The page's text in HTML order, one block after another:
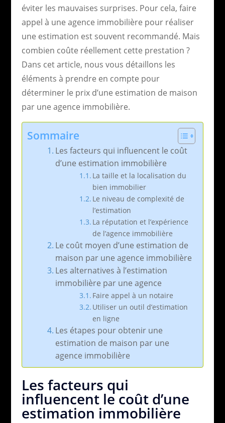
éviter les mauvaises surprises. Pour cela, faire
appel à une agence immobilière pour réaliser
une estimation est souvent recommandé. Mais
combien coûte réellement cette prestation ?
Dans cet article, nous vous détaillons les
éléments à prendre en compte pour
déterminer le prix d’une estimation de maison
par une agence immobilière.
Sommaire
Les facteurs qui influencent le coût
d’une estimation immobilière
La taille et la localisation du
bien immobilier
Le niveau de complexité de
l’estimation
La réputation et l’expérience
de l’agence immobilière
Le coût moyen d’une estimation de
maison par une agence immobilière
Les alternatives à l’estimation
immobilière par une agence
Faire appel à un notaire
Utiliser un outil d’estimation
en ligne
Les étapes pour obtenir une
estimation de maison par une
agence immobilière
Les facteurs qui
influencent le coût d’une
estimation immobilière